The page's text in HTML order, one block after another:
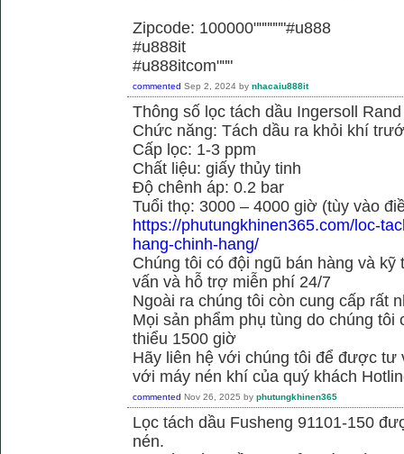
Zipcode: 100000""""""#u888
#u888it
#u888itcom"""
commented Sep 2, 2024 by nhacaiu888it
Thông số lọc tách dầu Ingersoll
Chức năng: Tách dầu ra khỏi khí
Cấp lọc: 1-3 ppm
Chất liệu: giấy thủy tinh
Độ chênh áp: 0.2 bar
Tuổi thọ: 3000 – 4000 giờ (tùy vào
https://phutungkhinen365.com/loc-
hang-chinh-hang/
Chúng tôi có đội ngũ bán hàng và
vấn và hỗ trợ miễn phí 24/7
Ngoài ra chúng tôi còn cung cấp rất
Mọi sản phẩm phụ tùng do chúng
thiểu 1500 giờ
Hãy liên hệ với chúng tôi để được tư
với máy nén khí của quý khách
commented Nov 26, 2025 by phutungkhinen365
Lọc tách dầu Fusheng 91101-150
nén.